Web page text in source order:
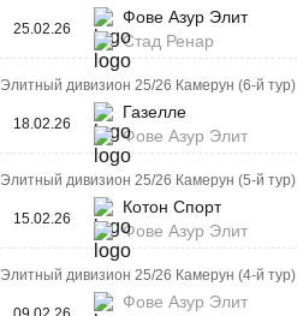
25.02.26
Фове Азур Элит
Стад Ренар
Элитный дивизион 25/26 Камерун (6-й тур)
18.02.26
Газелле
Фове Азур Элит
Элитный дивизион 25/26 Камерун (5-й тур)
15.02.26
Котон Спорт
Фове Азур Элит
Элитный дивизион 25/26 Камерун (4-й тур)
Фове Азур Элит